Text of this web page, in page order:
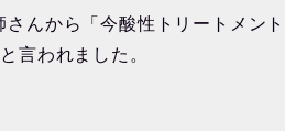
んから「今酸性トリートメン
言われました。